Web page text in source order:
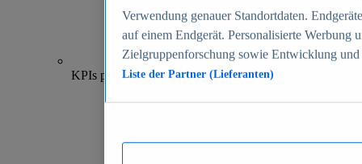
70+
KPIs pro Shop
Verwendung genauer Standortdaten.
auf einem Endgerät. Personalisierte Werbung
Zielgruppenforschung sowie Entwicklung
Liste der Partner (Lieferanten)